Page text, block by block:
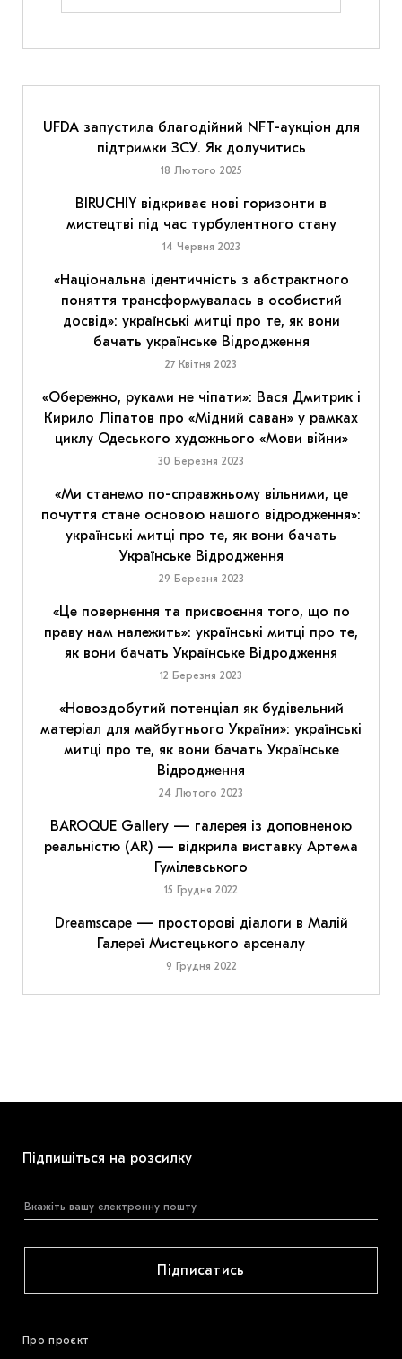
UFDA запустила благодійний NFT-аукціон для
підтримки ЗСУ. Як долучитись
18 Лютого 2025
BIRUCHIY відкриває нові горизонти в
мистецтві під час турбулентного стану
14 Червня 2023
«Національна ідентичність з абстрактного
поняття трансформувалась в особистий
досвід»: українські митці про те, як вони
бачать українське Відродження
27 Квітня 2023
«Обережно, руками не чіпати»: Вася Дмитрик і
Кирило Ліпатов про «Мідний саван» у рамках
циклу Одеського художнього «Мови війни»
30 Березня 2023
«Ми станемо по-справжньому вільними, це
почуття стане основою нашого відродження»:
українські митці про те, як вони бачать
Українське Відродження
29 Березня 2023
«Це повернення та присвоєння того, що по
праву нам належить»: українські митці про те,
як вони бачать Українське Відродження
12 Березня 2023
«Новоздобутий потенціал як будівельний
матеріал для майбутнього України»: українські
митці про те, як вони бачать Українське
Відродження
24 Лютого 2023
BAROQUE Gallery — галерея із доповненою
реальністю (AR) — відкрила виставку Артема
Гумілевського
15 Грудня 2022
Dreamscape — просторові діалоги в Малій
Галереї Мистецького арсеналу
9 Грудня 2022
Підпишіться на розсилку
Підписатись
Про проєкт